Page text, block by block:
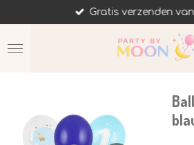
direct
naar
de
Gratis verzenden